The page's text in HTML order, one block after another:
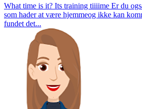
What time is it? Its training tiiiime Er du
som hader at være hjemmeog ikke kan
fundet det...